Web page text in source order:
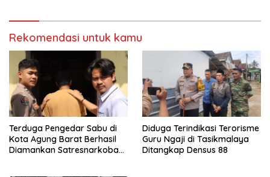
Rekomendasi untuk kamu
Terduga Pengedar Sabu di
Kota Agung Barat Berhasil
Diamankan Satresnarkoba
Diduga Terindikasi Terorisme
Guru Ngaji di Tasikmalaya
Ditangkap Densus 88